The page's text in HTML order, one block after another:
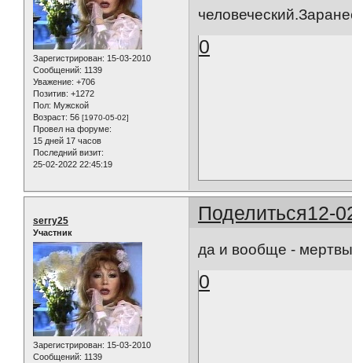
Зарегистрирован: 15-03-2010
Сообщений: 1139
Уважение: +706
Позитив: +1272
Пол: Мужской
Возраст: 56 [1970-05-02]
Провел на форуме:
15 дней 17 часов
Последний визит:
25-02-2022 22:45:19
0
Поделиться12-
serry25
Участник
Зарегистрирован: 15-03-2010
Сообщений: 1139
да и вообще -
0